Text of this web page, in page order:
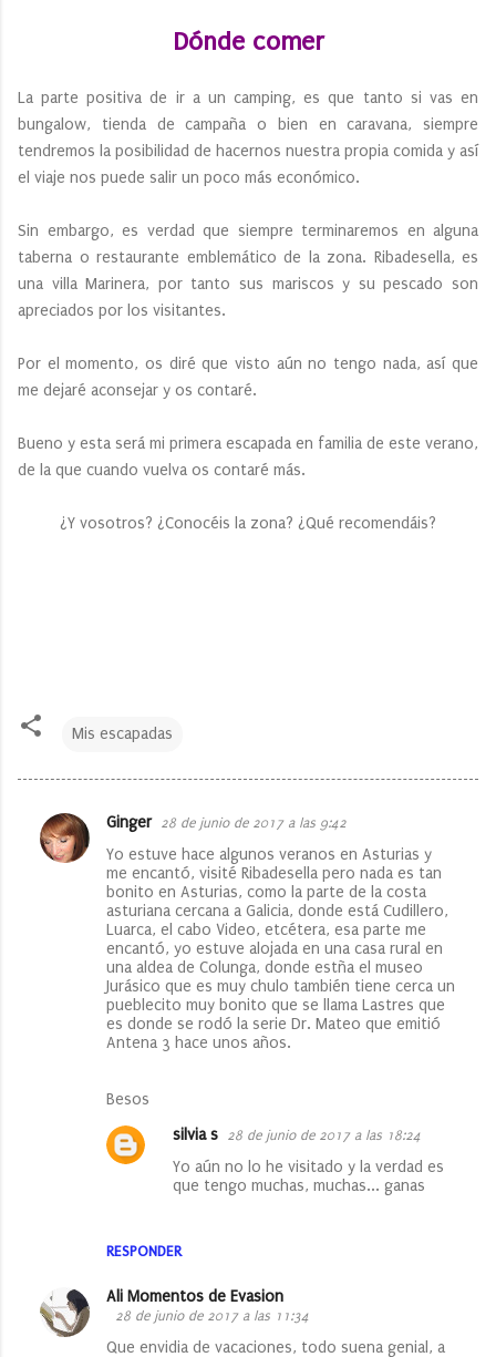
Dónde comer
La parte positiva de ir a un camping, es que tanto si vas en
bungalow, tienda de campaña o bien en caravana, siempre
tendremos la posibilidad de hacernos nuestra propia comida y así
el viaje nos puede salir un poco más económico.
Sin embargo, es verdad que siempre terminaremos en alguna
taberna o restaurante emblemático de la zona. Ribadesella, es
una villa Marinera, por tanto sus mariscos y su pescado son
apreciados por los visitantes.
Por el momento, os diré que visto aún no tengo nada, así que
me dejaré aconsejar y os contaré.
Bueno y esta será mi primera escapada en familia de este verano,
de la que cuando vuelva os contaré más.
¿Y vosotros? ¿Conocéis la zona? ¿Qué recomendáis?
Mis escapadas
C
Ginger 28 de junio de 2017 a las 9:42
Yo estuve hace algunos veranos en Asturias y
me encantó, visité Ribadesella pero nada es tan
bonito en Asturias, como la parte de la costa
asturiana cercana a Galicia, donde está Cudillero,
Luarca, el cabo Video, etcétera, esa parte me
encantó, yo estuve alojada en una casa rural en
una aldea de Colunga, donde estña el museo
Jurásico que es muy chulo también tiene cerca un
pueblecito muy bonito que se llama Lastres que
es donde se rodó la serie Dr. Mateo que emitió
Antena 3 hace unos años.
Besos
RESPONDER
silvia s 28 de junio de 2017 a las 18:24
Yo aún no lo he visitado y la verdad es
que tengo muchas, muchas... ganas
Ali Momentos de Evasion
28 de junio de 2017 a las 11:34
Que envidia de vacaciones, todo suena genial, a